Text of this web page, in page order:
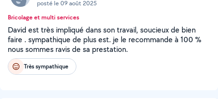
posté le 09 août 2025
Bricolage et multi services
David est très impliqué dans son travail, soucieux de bien
faire . sympathique de plus est. je le recommande à 100 %
nous sommes ravis de sa prestation.
Très sympathique